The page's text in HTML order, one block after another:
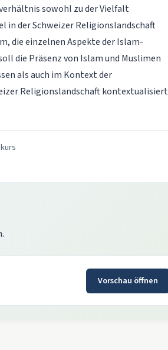
sowohl zu der Vielfalt
in der Schweizer Religionslandschaft
die einzelnen Aspekte der Islam-
die Präsenz von Islam und Muslimen
als auch im Kontext der
Religionslandschaft kontextualisiert
Vorschau öffnen